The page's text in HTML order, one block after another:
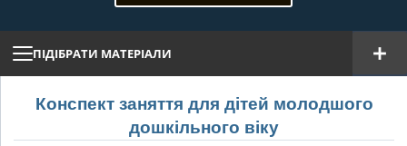
ПІДІБРАТИ МАТЕРІАЛИ
Конспект заняття для дітей молодшого
дошкільного віку